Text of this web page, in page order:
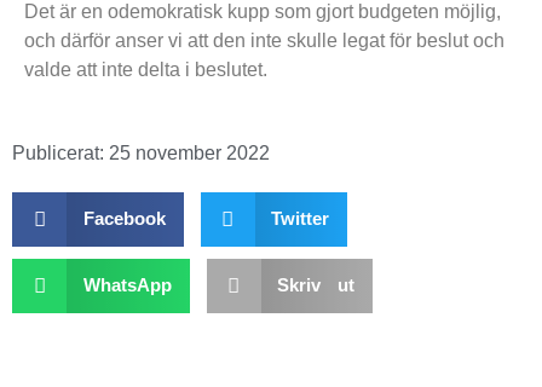
Det är en odemokratisk kupp som gjort budgeten möjlig,
och därför anser vi att den inte skulle legat för beslut och
valde att inte delta i beslutet.
Publicerat: 25 november 2022
Facebook Twitter
WhatsApp Skriv ut